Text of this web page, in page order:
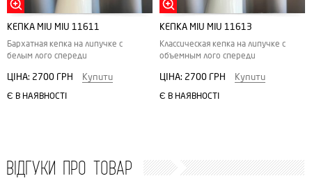
КЕПКА MIU MIU 11611
Бархатная кепка на липучке с
белым лого спереди
ЦІНА: 2700 ГРН Купити
Є В НАЯВНОСТІ
КЕПКА MIU MIU 11613
Классическая кепка на липучке с
объемным лого спереди
ЦІНА: 2700 ГРН Купити
Є В НАЯВНОСТІ
ВІДГУКИ ПРО ТОВАР